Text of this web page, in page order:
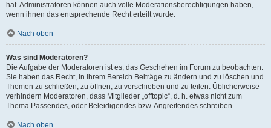
hat. Administratoren können auch volle Moderationsberechtigungen haben,
wenn ihnen das entsprechende Recht erteilt wurde.
Nach oben
Was sind Moderatoren?
Die Aufgabe der Moderatoren ist es, das Geschehen im Forum zu beobachten.
Sie haben das Recht, in ihrem Bereich Beiträge zu ändern und zu löschen und
Themen zu schließen, zu öffnen, zu verschieben und zu teilen. Üblicherweise
verhindern Moderatoren, dass Mitglieder „offtopic“, d. h. etwas nicht zum
Thema Passendes, oder Beleidigendes bzw. Angreifendes schreiben.
Nach oben